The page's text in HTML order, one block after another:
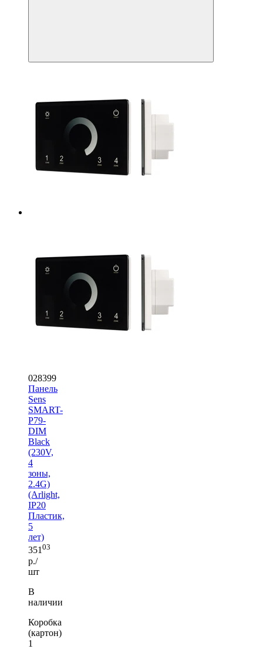
028399
Панель
Sens
SMART-
P79-
DIM
Black
(230V,
4
зоны,
2.4G)
(Arlight,
IP20
Пластик,
5
лет)
35103
р./
шт
В
наличии
Коробка
(картон)
1